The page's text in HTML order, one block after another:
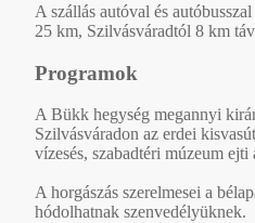
A szállás autóval és
25 km, Szilvásváradtól 8 km
Programok
A Bükk hegység megannyi
Szilvásváradon az erdei
vízesés, szabadtéri múzeum ejti
A horgászás szerelmesei a
hódolhatnak szenvedélyüknek.